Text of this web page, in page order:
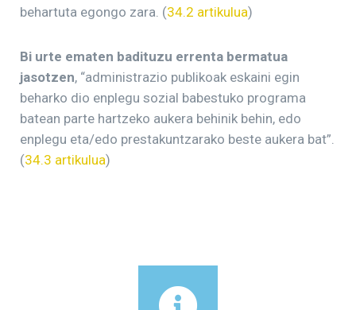
behartuta egongo zara. (34.2 artikulua)
Bi urte ematen badituzu errenta bermatua
jasotzen, “administrazio publikoak eskaini egin
beharko dio enplegu sozial babestuko programa
batean parte hartzeko aukera behinik behin, edo
enplegu eta/edo prestakuntzarako beste aukera bat”.
(34.3 artikulua)